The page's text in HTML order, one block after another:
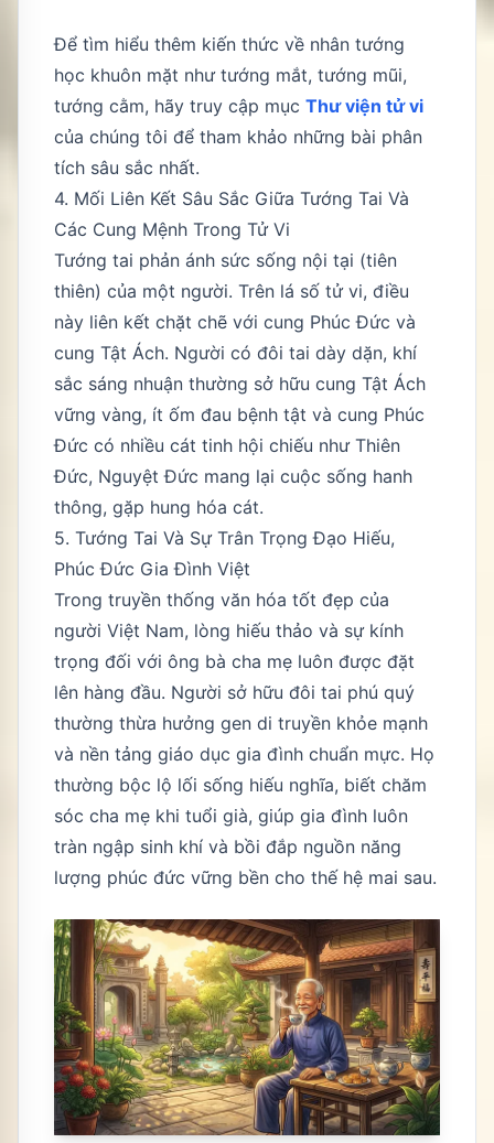
Để tìm hiểu thêm kiến thức về nhân tướng
học khuôn mặt như tướng mắt, tướng mũi,
tướng cằm, hãy truy cập mục Thư viện tử vi
của chúng tôi để tham khảo những bài phân
tích sâu sắc nhất.
4. Mối Liên Kết Sâu Sắc Giữa Tướng Tai Và
Các Cung Mệnh Trong Tử Vi
Tướng tai phản ánh sức sống nội tại (tiên
thiên) của một người. Trên lá số tử vi, điều
này liên kết chặt chẽ với cung Phúc Đức và
cung Tật Ách. Người có đôi tai dày dặn, khí
sắc sáng nhuận thường sở hữu cung Tật Ách
vững vàng, ít ốm đau bệnh tật và cung Phúc
Đức có nhiều cát tinh hội chiếu như Thiên
Đức, Nguyệt Đức mang lại cuộc sống hanh
thông, gặp hung hóa cát.
5. Tướng Tai Và Sự Trân Trọng Đạo Hiếu,
Phúc Đức Gia Đình Việt
Trong truyền thống văn hóa tốt đẹp của
người Việt Nam, lòng hiếu thảo và sự kính
trọng đối với ông bà cha mẹ luôn được đặt
lên hàng đầu. Người sở hữu đôi tai phú quý
thường thừa hưởng gen di truyền khỏe mạnh
và nền tảng giáo dục gia đình chuẩn mực. Họ
thường bộc lộ lối sống hiếu nghĩa, biết chăm
sóc cha mẹ khi tuổi già, giúp gia đình luôn
tràn ngập sinh khí và bồi đắp nguồn năng
lượng phúc đức vững bền cho thế hệ mai sau.